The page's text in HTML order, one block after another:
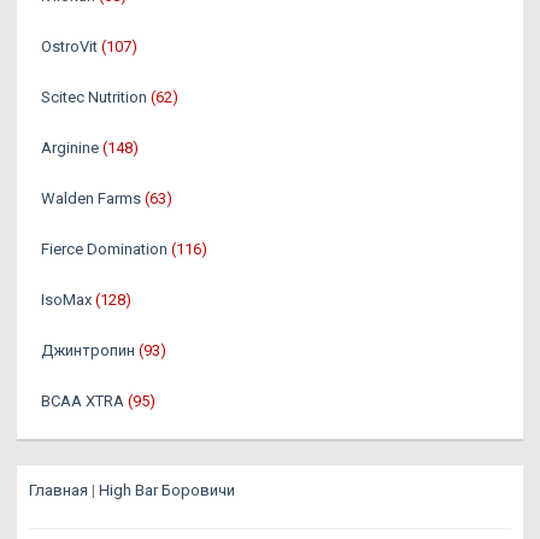
OstroVit (107)
Scitec Nutrition (62)
Arginine (148)
Walden Farms (63)
Fierce Domination (116)
IsoMax (128)
Джинтропин (93)
BCAA XTRA (95)
Главная | High Bar Боровичи